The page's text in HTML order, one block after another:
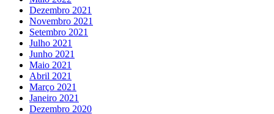
Dezembro 2021
Novembro 2021
Setembro 2021
Julho 2021
Junho 2021
Maio 2021
Abril 2021
Março 2021
Janeiro 2021
Dezembro 2020